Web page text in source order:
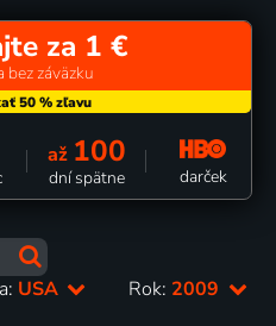
za 1 €
bez záväzku
až 100
dní spätne darček
USA Rok: 2009